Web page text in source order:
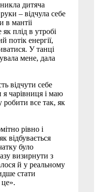
дитяча
– відчула себе
в мантіі
плід в утробі
потік енергії,
У танці
мене, дала
відчути себе
чарівниця і маю
все так, як
рівно і
відбувається
було
визирнути з
й у реальному
стати